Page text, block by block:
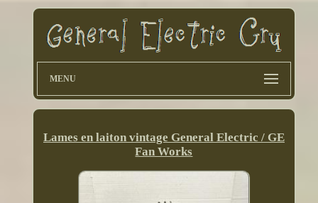
MENU
Lames en laiton vintage General Electric / GE
Fan Works